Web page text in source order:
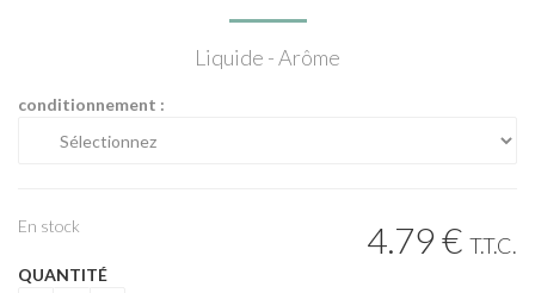
Liquide - Arôme
conditionnement :
4.79€ T.T.C.
En stock
QUANTITÉ